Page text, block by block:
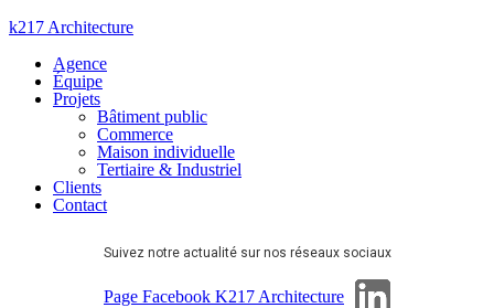
Aller
contenu
k217 Architecture
Agence
Équipe
Projets
Bâtiment public
Commerce
Maison individuelle
Tertiaire & Industriel
Clients
Contact
Suivez notre actualité sur nos réseaux sociaux
Page Facebook K217 Architecture